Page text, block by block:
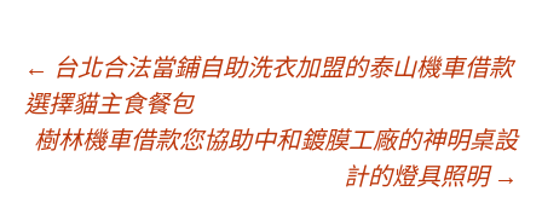
文
章
← 台北合法當鋪自助洗衣加盟的泰山機車借款
選擇貓主食餐包
樹林機車借款您協助中和鍍膜工廠的神明桌設
計的燈具照明 →